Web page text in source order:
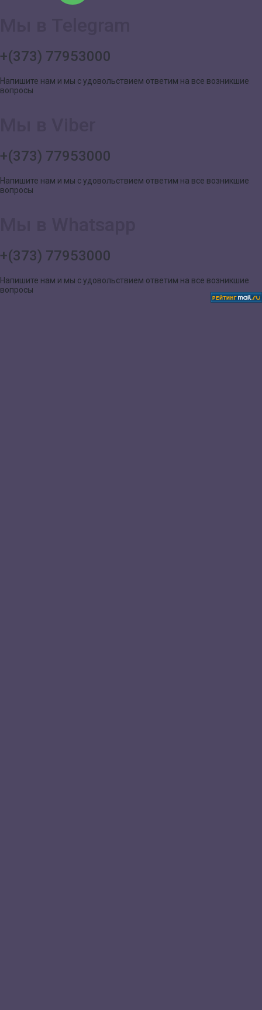
+(373) 77953000
Напишите нам и мы с удовольствием ответим на все возникшие
вопросы
+(373) 77953000
Напишите нам и мы с удовольствием ответим на все возникшие
вопросы
+(373) 77953000
Напишите нам и мы с удовольствием ответим на все возникшие
вопросы